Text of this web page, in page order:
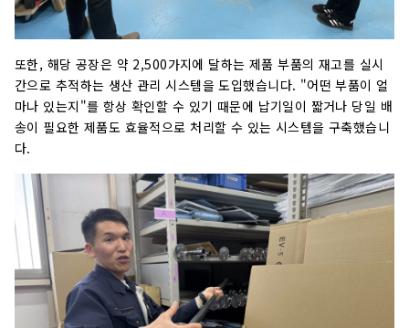
또한, 해당 공장은 약 2,500가지에 달하는 제품 부품의 재고를 실시
간으로 추적하는 생산 관리 시스템을 도입했습니다. "어떤 부품이 얼
마나 있는지"를 항상 확인할 수 있기 때문에 납기일이 짧거나 당일 배
송이 필요한 제품도 효율적으로 처리할 수 있는 시스템을 구축했습니
다.